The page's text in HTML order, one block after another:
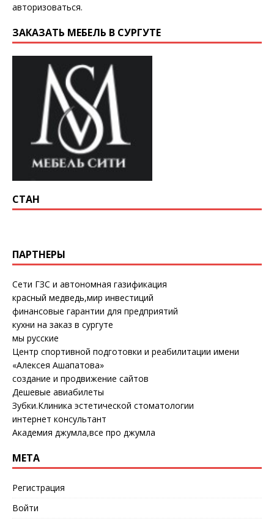
авторизоваться.
ЗАКАЗАТЬ МЕБЕЛЬ В СУРГУТЕ
СТАН
ПАРТНЕРЫ
Сети ГЗС и автономная газификация
красный медведь,мир инвестиций
финансовые гарантии для предприятий
кухни на заказ в сургуте
мы русские
Центр спортивной подготовки и реабилитации имени
«Алексея Ашапатова»
создание и продвижение сайтов
Дешевые авиабилеты
Зубки.Клиника эстетической стоматологии
интернет консультант
Академия джумла,все про джумла
МЕТА
Регистрация
Войти